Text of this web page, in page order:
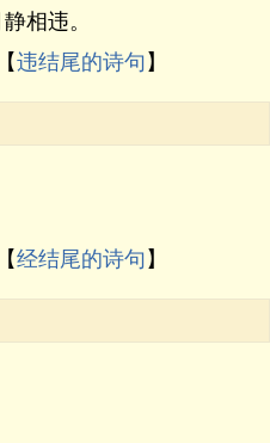
相违。
违结尾的诗句 】
经结尾的诗句 】